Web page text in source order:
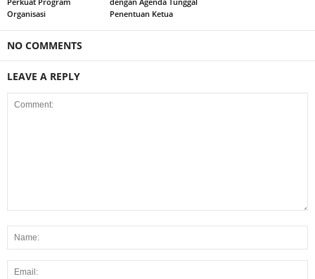
Organisasi
Penentuan Ketua
NO COMMENTS
LEAVE A REPLY